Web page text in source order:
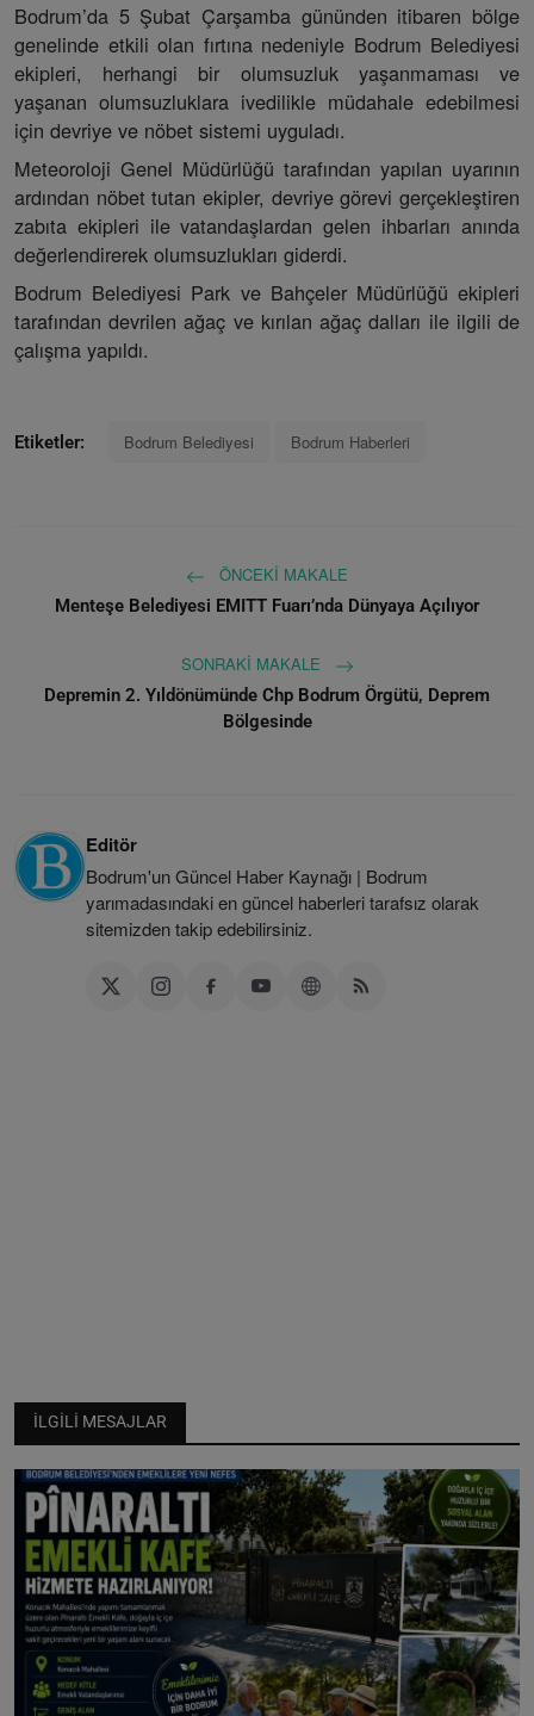
Bodrum’da 5 Şubat Çarşamba gününden itibaren bölge
genelinde etkili olan fırtına nedeniyle Bodrum Belediyesi
ekipleri, herhangi bir olumsuzluk yaşanmaması ve
yaşanan olumsuzluklara ivedilikle müdahale edebilmesi
için devriye ve nöbet sistemi uyguladı.
Meteoroloji Genel Müdürlüğü tarafından yapılan uyarının
ardından nöbet tutan ekipler, devriye görevi gerçekleştiren
zabıta ekipleri ile vatandaşlardan gelen ihbarları anında
değerlendirerek olumsuzlukları giderdi.
Bodrum Belediyesi Park ve Bahçeler Müdürlüğü ekipleri
tarafından devrilen ağaç ve kırılan ağaç dalları ile ilgili de
çalışma yapıldı.
Etiketler: Bodrum Belediyesi Bodrum Haberleri
ÖNCEKI MAKALE
Menteşe Belediyesi EMITT Fuarı’nda Dünyaya Açılıyor
SONRAKI MAKALE
Depremin 2. Yıldönümünde Chp Bodrum Örgütü, Deprem
Bölgesinde
Editör
Bodrum'un Güncel Haber Kaynağı | Bodrum
yarımadasındaki en güncel haberleri tarafsız olarak
sitemizden takip edebilirsiniz.
İLGILI MESAJLAR